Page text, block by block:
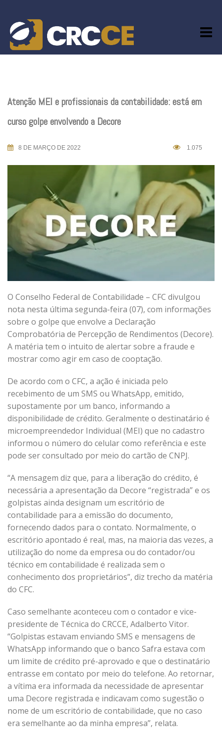
content
Atenção MEI e profissionais da contabilidade: está em
curso golpe envolvendo a Decore
8 DE MARÇO DE 2022 1.075
O Conselho Federal de Contabilidade – CFC divulgou
nota nesta última segunda-feira (07), com informações
sobre o golpe que envolve a Declaração
Comprobatória de Percepção de Rendimentos (Decore).
A matéria tem o intuito de alertar sobre a fraude e
mostrar como agir em caso de cooptação.
De acordo com o CFC, a ação é iniciada pelo
recebimento de um SMS ou WhatsApp, emitido,
supostamente por um banco, informando a
disponibilidade de crédito. Geralmente o destinatário é
microempreendedor Individual (MEI) que no cadastro
informou o número do celular como referência e este
pode ser consultado por meio do cartão de CNPJ.
“A mensagem diz que, para a liberação do crédito, é
necessária a apresentação da Decore “registrada” e os
golpistas ainda designam um escritório de
contabilidade para a emissão do documento,
fornecendo dados para o contato. Normalmente, o
escritório apontado é real, mas, na maioria das vezes, a
utilização do nome da empresa ou do contador/ou
técnico em contabilidade é realizada sem o
conhecimento dos proprietários”, diz trecho da matéria
do CFC.
Caso semelhante aconteceu com o contador e vice-
presidente de Técnica do CRCCE, Adalberto Vitor.
“Golpistas estavam enviando SMS e mensagens de
WhatsApp informando que o banco Safra estava com
um limite de crédito pré-aprovado e que o destinatário
entrasse em contato por meio do telefone. Ao retornar,
a vítima era informada da necessidade de apresentar
uma Decore registrada e indicavam como sugestão o
nome de um escritório de contabilidade, que no caso
era semelhante ao da minha empresa”, relata.